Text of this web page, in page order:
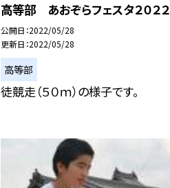
高等部 あおぞらフェスタ２０２２
公開日 2022/05/28
更新日 2022/05/28
高等部
徒競走（５０ｍ）の様子です。